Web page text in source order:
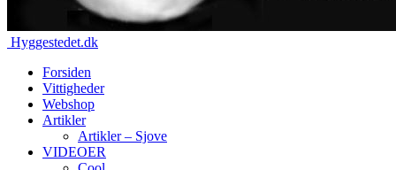
Hyggestedet.dk
Forsiden
Vittigheder
Webshop
Artikler
Artikler – Sjove
VIDEOER